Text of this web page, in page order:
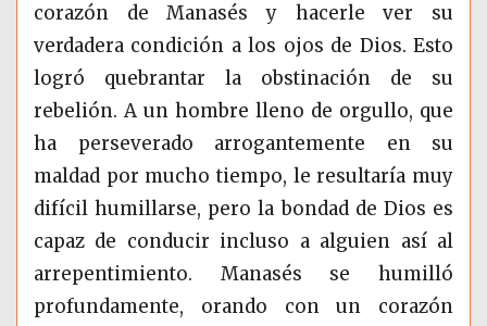
corazón de Manasés y hacerle ver su
verdadera condición a los ojos de Dios. Esto
logró quebrantar la obstinación de su
rebelión. A un hombre lleno de orgullo, que
ha perseverado arrogantemente en su
maldad por mucho tiempo, le resultaría muy
difícil humillarse, pero la bondad de Dios es
capaz de conducir incluso a alguien así al
arrepentimiento. Manasés se humilló
profundamente, orando con un corazón